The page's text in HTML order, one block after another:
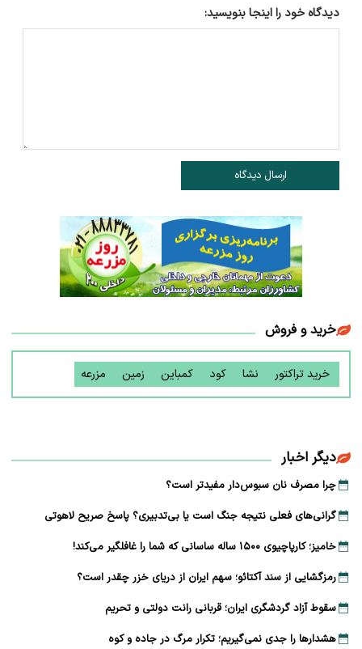
دیدگاه خود را اینجا بنویسید:
ارسال دیدگاه
خرید و فروش
خرید تراکتور نشا کود کمباین زمین مزرعه
دیگر اخبار
چرا مصرف نان سبوس‌دار مفیدتر است؟
گرانی‌های فعلی نتیجه جنگ است یا بی‌تدبیری؟ پاسخ صریح لاهوتی
خامیز؛ کارپاچیوی ۱۵۰۰ ساله ساسانی که شما را غافلگیر می‌کند!
رمزگشایی از سند آکتائو؛ سهم ایران از دریای خزر چقدر است؟
سقوط آزاد گردشگری ایران؛ قربانی رانت دولتی و تحریم
هشدارها را جدی نمی‌گیریم؛ تکرار مرگ در جاده و کوه